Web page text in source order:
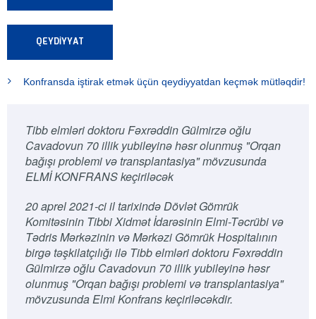
QEYDİYYAT
Konfransda iştirak etmək üçün qeydiyyatdan keçmək mütləqdir!
Tibb elmləri doktoru Fəxrəddin Gülmirzə oğlu
Cavadovun 70 illik yubileyinə həsr olunmuş "Orqan
bağışı problemi və transplantasiya" mövzusunda
ELMİ KONFRANS keçiriləcək
20 aprel 2021-ci il tarixində Dövlət Gömrük
Komitəsinin Tibbi Xidmət İdarəsinin Elmi-Təcrübi və
Tədris Mərkəzinin və Mərkəzi Gömrük Hospitalının
birgə təşkilatçılığı ilə Tibb elmləri doktoru Fəxrəddin
Gülmirzə oğlu Cavadovun 70 illik yubileyinə həsr
olunmuş "Orqan bağışı problemi və transplantasiya"
mövzusunda Elmi Konfrans keçiriləcəkdir.